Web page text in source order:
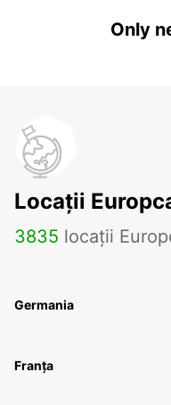
Only
Locații
3835 locații
Germania
Franța